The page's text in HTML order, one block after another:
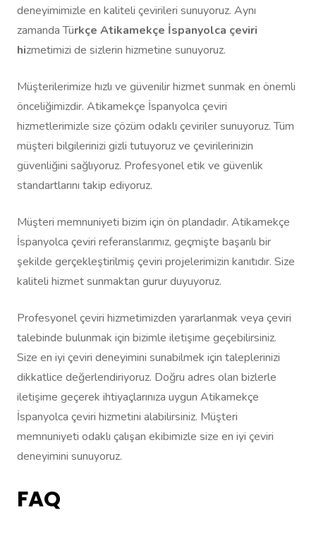
deneyimimizle en kaliteli çevirileri sunuyoruz. Aynı
zamanda Türkçe Atikamekçe İspanyolca çeviri
hizmetimizi de sizlerin hizmetine sunuyoruz.
Müşterilerimize hızlı ve güvenilir hizmet sunmak en önemli
önceliğimizdir. Atikamekçe İspanyolca çeviri
hizmetlerimizle size çözüm odaklı çeviriler sunuyoruz. Tüm
müşteri bilgilerinizi gizli tutuyoruz ve çevirilerinizin
güvenliğini sağlıyoruz. Profesyonel etik ve güvenlik
standartlarını takip ediyoruz.
Müşteri memnuniyeti bizim için ön plandadır. Atikamekçe
İspanyolca çeviri referanslarımız, geçmişte başarılı bir
şekilde gerçekleştirilmiş çeviri projelerimizin kanıtıdır. Size
kaliteli hizmet sunmaktan gurur duyuyoruz.
Profesyonel çeviri hizmetimizden yararlanmak veya çeviri
talebinde bulunmak için bizimle iletişime geçebilirsiniz.
Size en iyi çeviri deneyimini sunabilmek için taleplerinizi
dikkatlice değerlendiriyoruz. Doğru adres olan bizlerle
iletişime geçerek ihtiyaçlarınıza uygun Atikamekçe
İspanyolca çeviri hizmetini alabilirsiniz. Müşteri
memnuniyeti odaklı çalışan ekibimizle size en iyi çeviri
deneyimini sunuyoruz.
FAQ